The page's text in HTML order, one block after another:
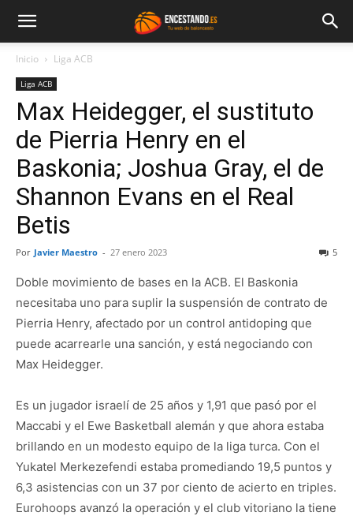
Inicio Liga ACB
Liga ACB
Max Heidegger, el sustituto
de Pierria Henry en el
Baskonia; Joshua Gray, el de
Shannon Evans en el Real
Betis
Por Javier Maestro - 27 enero 2023 5
Doble movimiento de bases en la ACB. El Baskonia
necesitaba uno para suplir la suspensión de contrato de
Pierria Henry, afectado por un control antidoping que
puede acarrearle una sanción, y está negociando con
Max Heidegger.
Es un jugador israelí de 25 años y 1,91 que pasó por el
Maccabi y el Ewe Basketball alemán y que ahora estaba
brillando en un modesto equipo de la liga turca. Con el
Yukatel Merkezefendi estaba promediando 19,5 puntos y
6,3 asistencias con un 37 por ciento de acierto en triples.
Eurohoops avanzó la operación y el club vitoriano la tiene